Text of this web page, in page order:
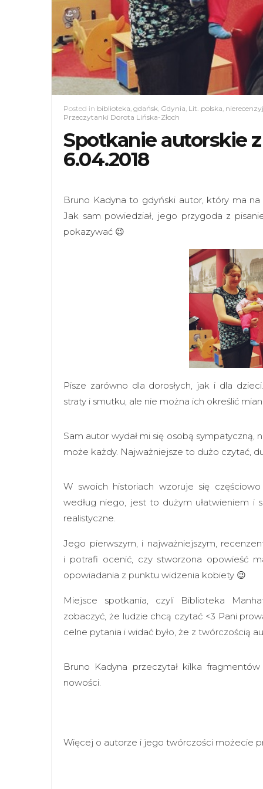
Posted in biblioteka, gdańsk, Gdynia, Lit. polska,
Przeczytanki Dorota Lińska-Złoch
Spotkanie autorskie
6.04.2018
Bruno Kadyna to gdyński autor, który ma
Jak sam powiedział, jego przygoda z
pokazywać 😉
Pisze zarówno dla dorosłych, jak i dla
straty i smutku, ale nie można ich określić
Sam autor wydał mi się osobą sympatyczną,
może każdy. Najważniejsze to dużo czytać,
W swoich historiach wzoruje się
według niego, jest to dużym ułatwieniem i
realistyczne.
Jego pierwszym, i najważniejszym,
i potrafi ocenić, czy stworzona opowieść
opowiadania z punktu widzenia kobiety 😉
Miejsce spotkania, czyli Biblioteka
zobaczyć, że ludzie chcą czytać <3 Pani
celne pytania i widać było, że z twórczością
Bruno Kadyna przeczytał kilka
nowości.
Więcej o autorze i jego twórczości możecie